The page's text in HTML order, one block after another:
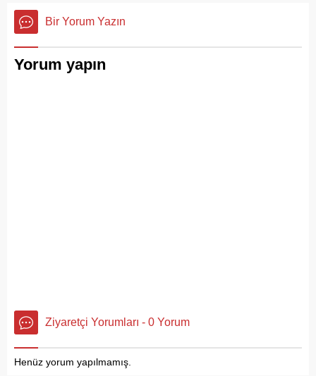
Bir Yorum Yazın
Yorum yapın
Ziyaretçi Yorumları - 0 Yorum
Henüz yorum yapılmamış.